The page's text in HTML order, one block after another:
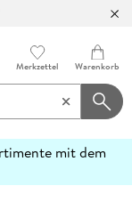
Merkzettel Warenkorb
mit dem